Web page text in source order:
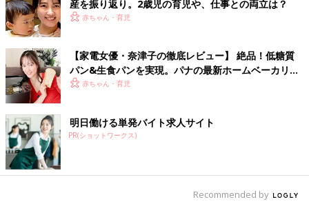
産を振り返り。2歳児の育児や、仕事との両立は？
赤ちゃん・育児
【家電女優・奈津子の徹底レビュー】 絶品！低糖質
パン&生食パンを実現。パナの最新ホームベーカリー
は食卓の救世主だった
赤ちゃん・育児
明日働ける単発バイト求人サイト
PR(ショットワークス)
Recommended by